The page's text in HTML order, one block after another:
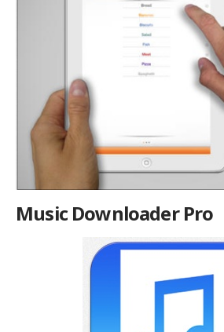
Music Downloader Pro